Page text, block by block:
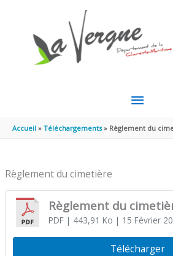
MENU
Accueil Téléchargements Règlement du
Règlement du cimetière
Règlement du
PDF| 443,91 Ko | 15 Février
Télécharger